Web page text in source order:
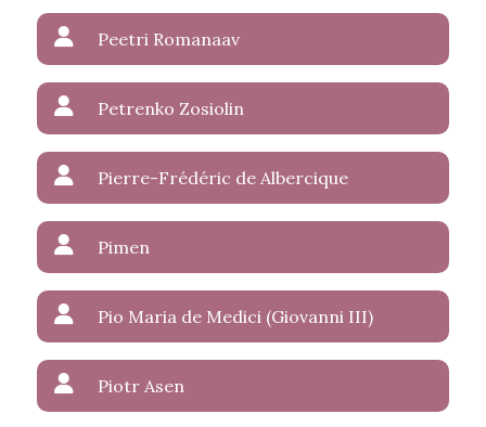
Peetri Romanaav
Petrenko Zosiolin
Pierre-Frédéric de Albercique
Pimen
Pio Maria de Medici (Giovanni III)
Piotr Asen